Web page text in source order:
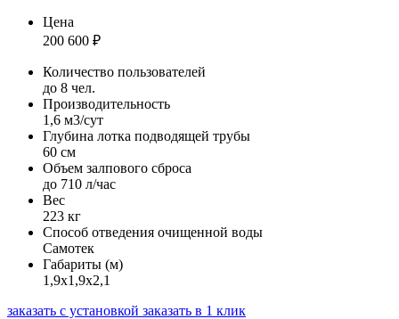
Цена
200 600 ₽
Количество пользователей
до 8 чел.
Производительность
1,6 м3/сут
Глубина лотка подводящей трубы
60 см
Объем залпового сброса
до 710 л/час
Вес
223 кг
Способ отведения очищенной воды
Самотек
Габариты (м)
1,9х1,9х2,1
заказать с установкой заказать в 1 клик